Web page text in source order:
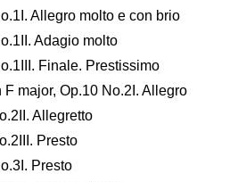
Allegro molto e con brio
Adagio molto
Finale. Prestissimo
major, Op.10 No.2I. Allegro
Allegretto
Presto
Presto